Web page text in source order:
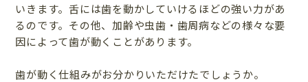
いきます。舌には歯を動かしていけるほどの強い力があ
るのです。その他、加齢や虫歯・歯周病などの様々な要
因によって歯が動くことがあります。
歯が動く仕組みがお分かりいただけたでしょうか。